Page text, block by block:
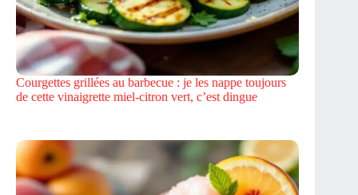
Courgettes grillées au barbecue : je les nappe toujours
de cette vinaigrette miel-citron vert, c’est dingue